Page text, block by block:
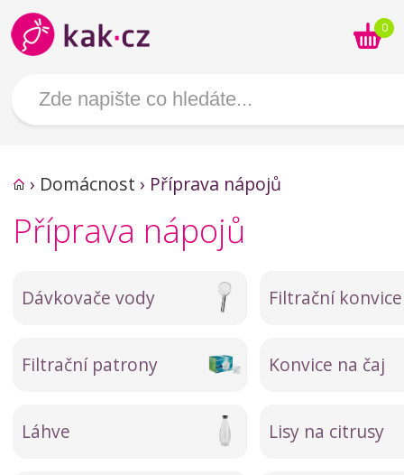
0
› Domácnost › Příprava nápojů
Příprava nápojů
Dávkovače vody Filtrační konvice
Filtrační patrony Konvice na čaj
Láhve Lisy na citrusy